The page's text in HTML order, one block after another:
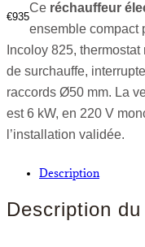
€935
Ce réchauffeur
ensemble compact
Incoloy 825,
de surchauffe,
raccords Ø50 mm. La
est 6 kW, en 220 V
l’installation validée.
Description
Description